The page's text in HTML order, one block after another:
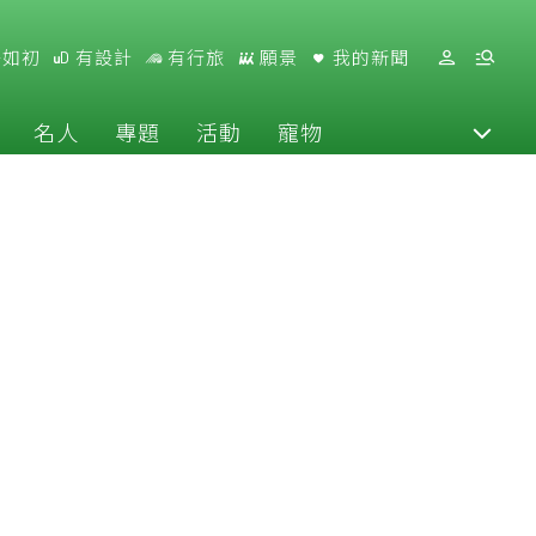
初 有設計 有行旅 願景 我的新聞
名人 專題 活動 寵物